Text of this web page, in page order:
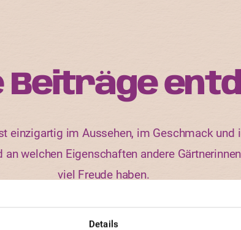
Details
Beiträge
einzigartig im Aussehen, im Geschmack und
an welchen Eigenschaften andere
viel Freude haben.